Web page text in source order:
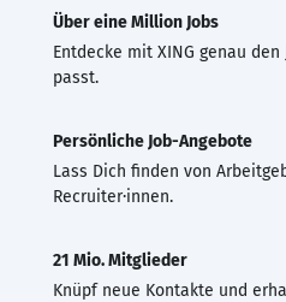
Über eine Million Jobs
Entdecke mit XING genau
passt.
Persönliche Job-Angebote
Lass Dich finden von
Recruiter·innen.
21 Mio. Mitglieder
Knüpf neue Kontakte und